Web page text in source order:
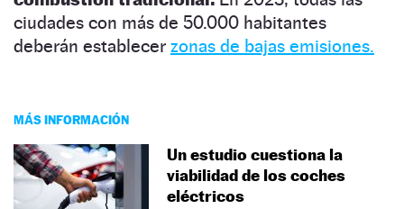
ciudades con más de 50.000 habitantes
deberán establecer zonas de bajas emisiones.
MÁS INFORMACIÓN
Un estudio cuestiona la
viabilidad de los coches
eléctricos